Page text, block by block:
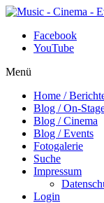
Facebook
YouTube
Menü
Home /
Blog / On-
Blog / Cinema
Blog / Events
Fotogalerie
Suche
Impressum
Login